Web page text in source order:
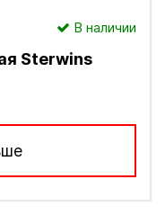
В наличии
Sterwins